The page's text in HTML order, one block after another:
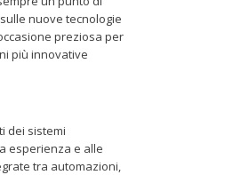
nuove tecnologie
preziosa per
più innovative
dei sistemi
esperienza e alle
tra automazioni,